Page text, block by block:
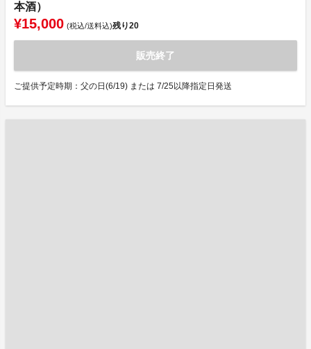
本酒）
¥15,000 (税込/送料込)残り20
販売終了
ご提供予定時期：父の日(6/19) または 7/25以降指定日発送